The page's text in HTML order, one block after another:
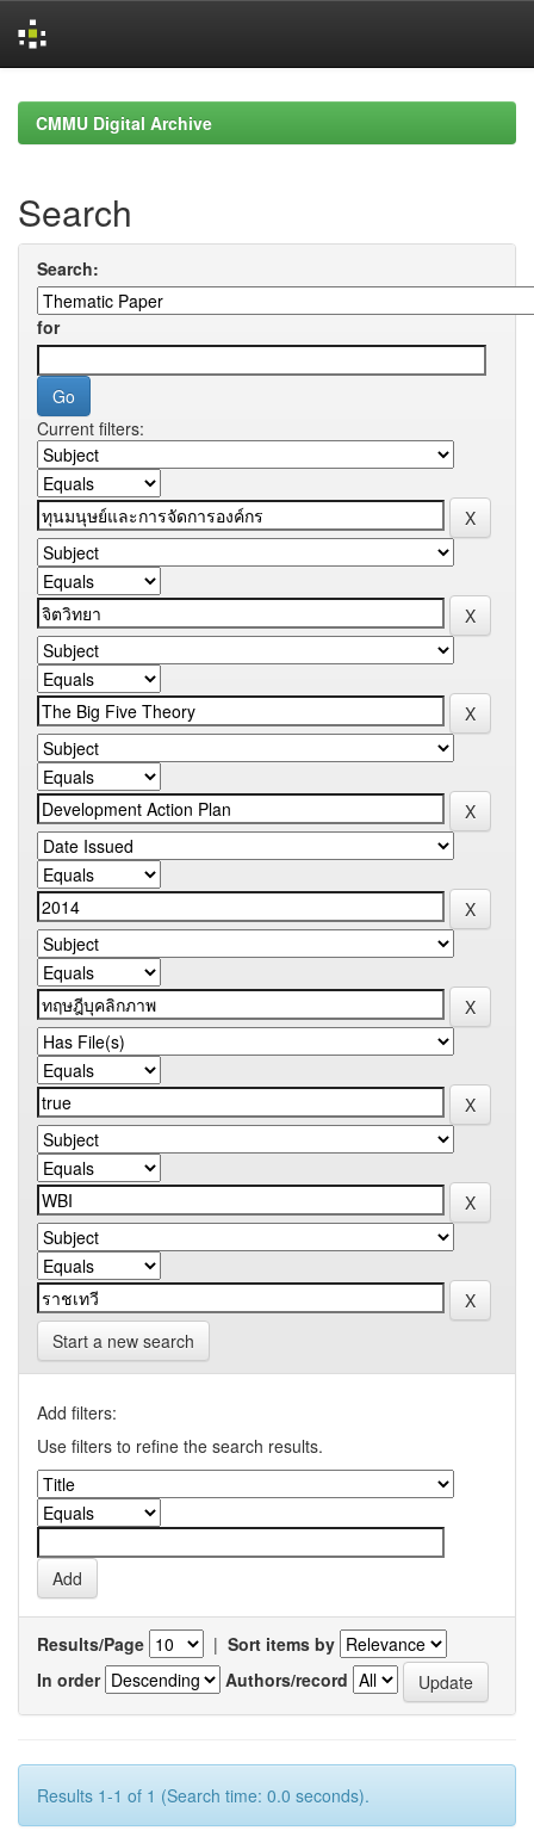
navigationCMMU Digital Archive
Search
Search:
for
Current filters:
Start a new search
Add filters:
Use filters to refine the search results.
Results/Page | Sort items by
In order
Authors/record
Results 1-1 of 1 (Search time: 0.0 seconds).